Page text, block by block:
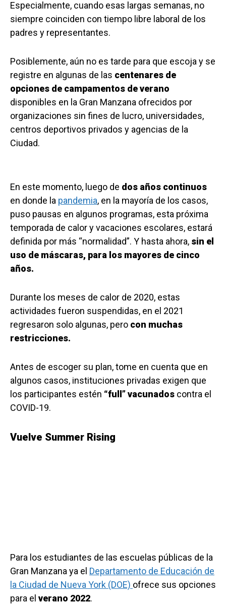
Especialmente, cuando esas largas semanas, no
siempre coinciden con tiempo libre laboral de los
padres y representantes.
Posiblemente, aún no es tarde para que escoja y se
registre en algunas de las centenares de
opciones de campamentos de verano
disponibles en la Gran Manzana ofrecidos por
organizaciones sin fines de lucro, universidades,
centros deportivos privados y agencias de la
Ciudad.
En este momento, luego de dos años continuos
en donde la pandemia, en la mayoría de los casos,
puso pausas en algunos programas, esta próxima
temporada de calor y vacaciones escolares, estará
definida por más “normalidad”. Y hasta ahora, sin el
uso de máscaras, para los mayores de cinco
años.
Durante los meses de calor de 2020, estas
actividades fueron suspendidas, en el 2021
regresaron solo algunas, pero con muchas
restricciones.
Antes de escoger su plan, tome en cuenta que en
algunos casos, instituciones privadas exigen que
los participantes estén “full” vacunados contra el
COVID-19.
Vuelve Summer Rising
Para los estudiantes de las escuelas públicas de la
Gran Manzana ya el Departamento de Educación de
la Ciudad de Nueva York (DOE) ofrece sus opciones
para el verano 2022.